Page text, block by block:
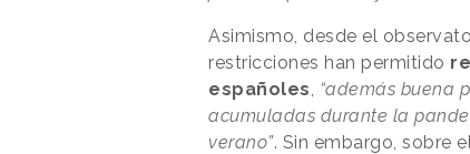
Asimismo, desde el
restricciones han permitido
españoles
“además buena
acumuladas durante la
verano”. Sin embargo, sobre